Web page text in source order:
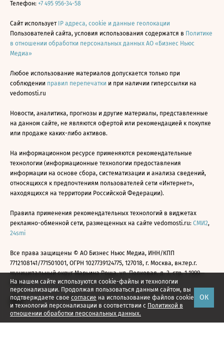
На нашем сайте используются cookie-файлы и технологии
персонализации. Продолжая пользоваться данным сайтом, вы
подтверждаете свое согласие на использование файлов cookie
и технологий персонализации в соответствии с Политикой в
отношении обработки персональных данных.
ОК
Телефон: +7 495 956-34-58
Сайт использует IP адреса, cookie и данные геолокации
Пользователей сайта, условия использования содержатся в Политике
в отношении обработки персональных данных АО «Бизнес Ньюс
Медиа»
Любое использование материалов допускается только при
соблюдении правил перепечатки и при наличии гиперссылки на
vedomosti.ru
Новости, аналитика, прогнозы и другие материалы, представленные
на данном сайте, не являются офертой или рекомендацией к покупке
или продаже каких-либо активов.
На информационном ресурсе применяются рекомендательные
технологии (информационные технологии предоставления
информации на основе сбора, систематизации и анализа сведений,
относящихся к предпочтениям пользователей сети «Интернет»,
находящихся на территории Российской Федерации).
Правила применения рекомендательных технологий в виджетах
рекламно-обменной сети, размещенных на сайте vedomosti.ru: СМИ2,
24smi
Все права защищены © АО Бизнес Ньюс Медиа, ИНН/КПП
7712108141/771501001, ОГРН 1027739124775, 127018, г. Москва, вн.тер.г.
муниципальный округ Марьина Роща, ул. Полковая, д. 3, стр. 1 1999—
2026